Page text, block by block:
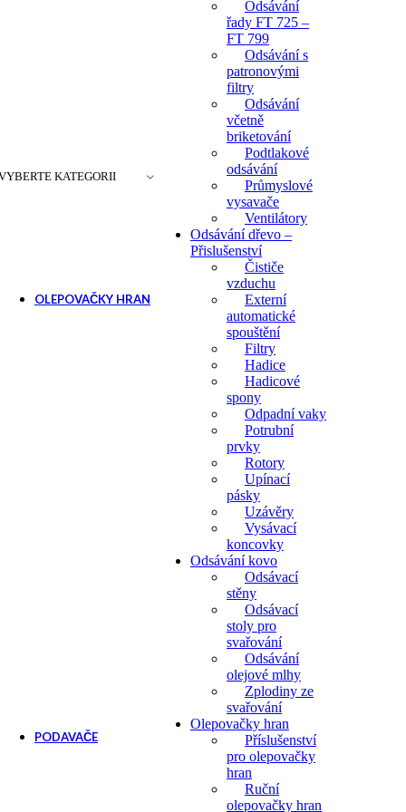
KATEGORII
Odsávání
řady FT 725 –
FT 799
Odsávání s
patronovými
filtry
Odsávání
včetně
briketování
Podtlakové
odsávání
Průmyslové
vysavače
Ventilátory
Odsávání dřevo –
Přislušenství
Čističe
vzduchu
Externí
automatické
spouštění
Filtry
Hadice
Hadicové
spony
Odpadní vaky
Potrubní
prvky
Rotory
Upínací
pásky
Uzávěry
Vysávací
koncovky
Odsávání kovo
Odsávací
stěny
Odsávací
stoly pro
svařování
Odsávání
olejové mlhy
Zplodiny ze
svařování
Olepovačky hran
Příslušenství
pro olepovačky
hran
Ruční
olepovačky hran
OLEPOVAČKY HRAN
Ruční olepovačky hran
PODAVAČE
Příslušenství k podavačům